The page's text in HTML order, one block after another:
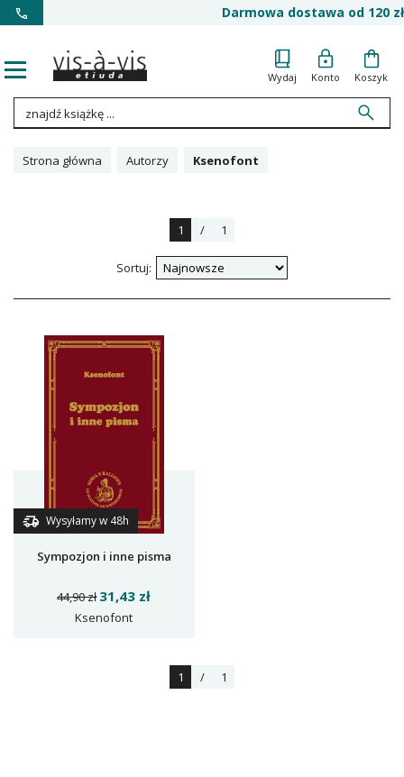
Darmowa dostawa od 120 zł
Wydaj Konto Koszyk
Strona główna Autorzy Ksenofont
1 / 1
Sortuj:
Wysyłamy w 48h
Sympozjon i inne pisma
44,90 zł 31,43 zł
Ksenofont
1 / 1